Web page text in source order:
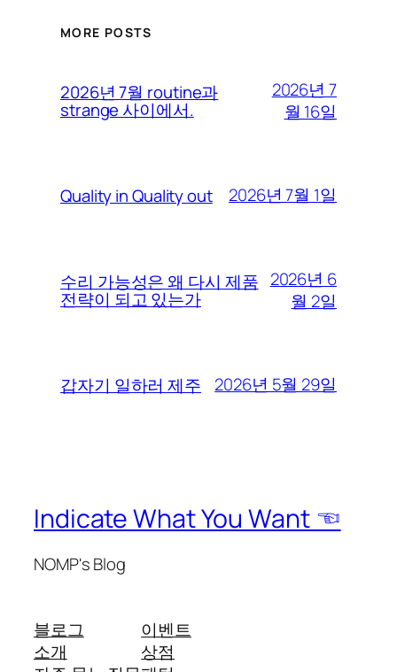
MORE POSTS
2026년 7월 routine과
strange 사이에서.
2026년 7
월 16일
Quality in Quality out 2026년 7월 1일
수리 가능성은 왜 다시 제품
전략이 되고 있는가
2026년 6
월 2일
갑자기 일하러 제주 2026년 5월 29일
Indicate What You Want ☜
NOMP's Blog
블로그
소개
이벤트
상점